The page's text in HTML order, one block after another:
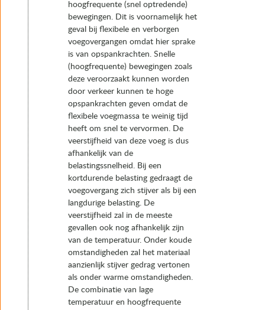
hoogfrequente (snel optredende)
bewegingen. Dit is voornamelijk het
geval bij flexibele en verborgen
voegovergangen omdat hier sprake
is van opspankrachten. Snelle
(hoogfrequente) bewegingen zoals
deze veroorzaakt kunnen worden
door verkeer kunnen te hoge
opspankrachten geven omdat de
flexibele voegmassa te weinig tijd
heeft om snel te vervormen. De
veerstijfheid van deze voeg is dus
afhankelijk van de
belastingssnelheid. Bij een
kortdurende belasting gedraagt de
voegovergang zich stijver als bij een
langdurige belasting. De
veerstijfheid zal in de meeste
gevallen ook nog afhankelijk zijn
van de temperatuur. Onder koude
omstandigheden zal het materiaal
aanzienlijk stijver gedrag vertonen
als onder warme omstandigheden.
De combinatie van lage
temperatuur en hoogfrequente